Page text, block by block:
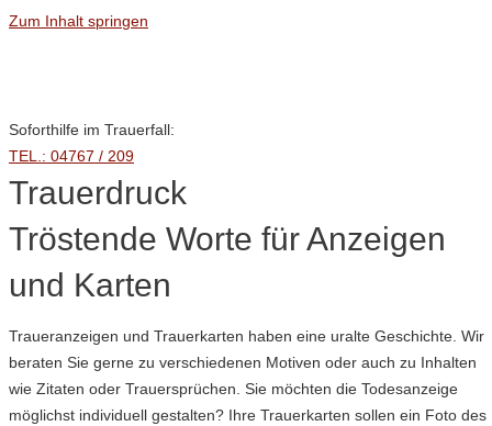
Zum Inhalt springen
Soforthilfe im Trauerfall:
TEL.: 04767 / 209
Trauerdruck
Tröstende Worte für Anzeigen
und Karten
Traueranzeigen und Trauerkarten haben eine uralte Geschichte. Wir
beraten Sie gerne zu verschiedenen Motiven oder auch zu Inhalten
wie Zitaten oder Trauersprüchen. Sie möchten die Todesanzeige
möglichst individuell gestalten? Ihre Trauerkarten sollen ein Foto des